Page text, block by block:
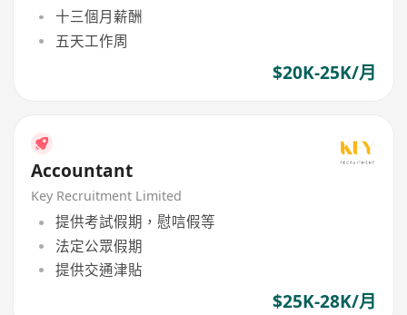
十三個月薪酬
五天工作周
$20K-25K/月
Accountant
Key Recruitment Limited
提供考試假期，慰唁假等
法定公眾假期
提供交通津貼
$25K-28K/月